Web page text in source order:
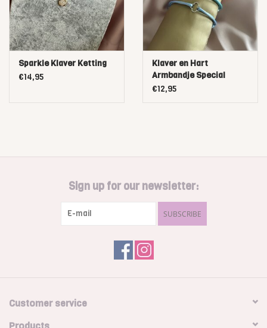
Sparkle Klaver Ketting
€14,95
Klaver en Hart
Armbandje Special
€12,95
Sign up for our newsletter:
SUBSCRIBE
Customer service